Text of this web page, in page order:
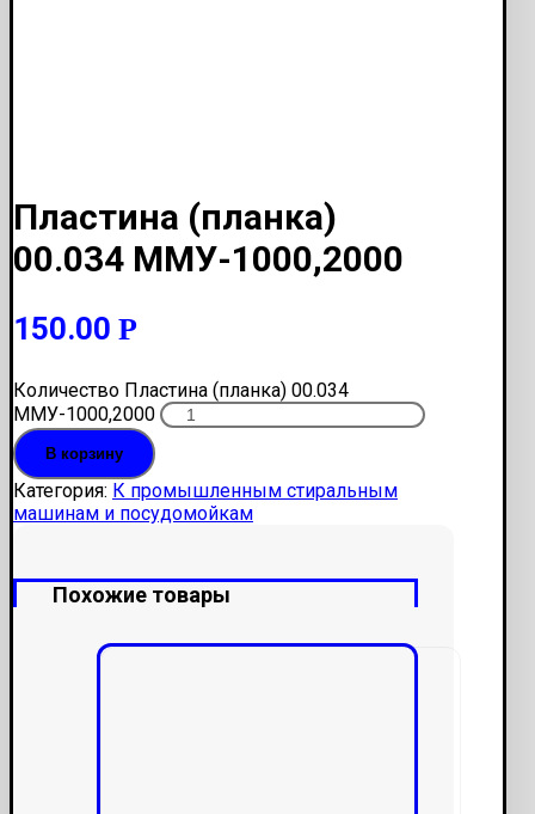
Пластина (планка)
00.034 ММУ-1000,2000
150.00 Р
Количество Пластина (планка) 00.034
ММУ-1000,2000
В корзину
Категория: К промышленным стиральным
машинам и посудомойкам
Похожие товары